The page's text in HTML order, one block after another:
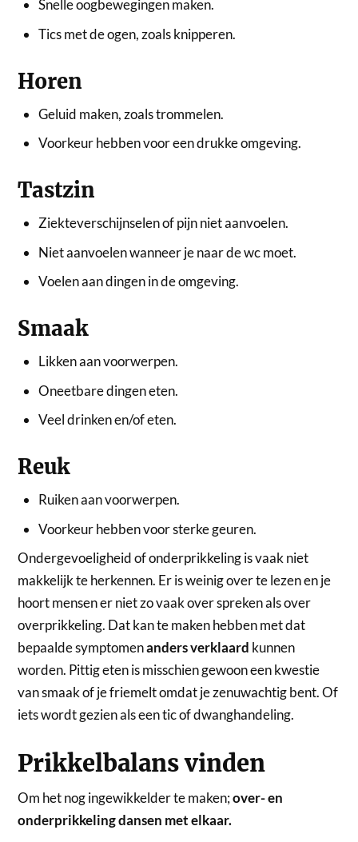
Snelle oogbewegingen maken.
Tics met de ogen, zoals knipperen.
Horen
Geluid maken, zoals trommelen.
Voorkeur hebben voor een drukke omgeving.
Tastzin
Ziekteverschijnselen of pijn niet aanvoelen.
Niet aanvoelen wanneer je naar de wc moet.
Voelen aan dingen in de omgeving.
Smaak
Likken aan voorwerpen.
Oneetbare dingen eten.
Veel drinken en/of eten.
Reuk
Ruiken aan voorwerpen.
Voorkeur hebben voor sterke geuren.
Ondergevoeligheid of onderprikkeling is vaak niet
makkelijk te herkennen. Er is weinig over te lezen en je
hoort mensen er niet zo vaak over spreken als over
overprikkeling. Dat kan te maken hebben met dat
bepaalde symptomenanders verklaard kunnen
worden. Pittig eten is misschien gewoon een kwestie
van smaak of je friemelt omdat je zenuwachtig bent. Of
iets wordt gezien als een tic of dwanghandeling.
Prikkelbalans vinden
Om het nog ingewikkelder te maken;over- en
onderprikkeling dansen met elkaar.